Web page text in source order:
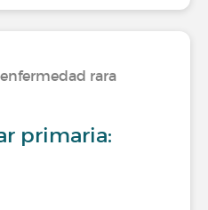
rara
primaria: